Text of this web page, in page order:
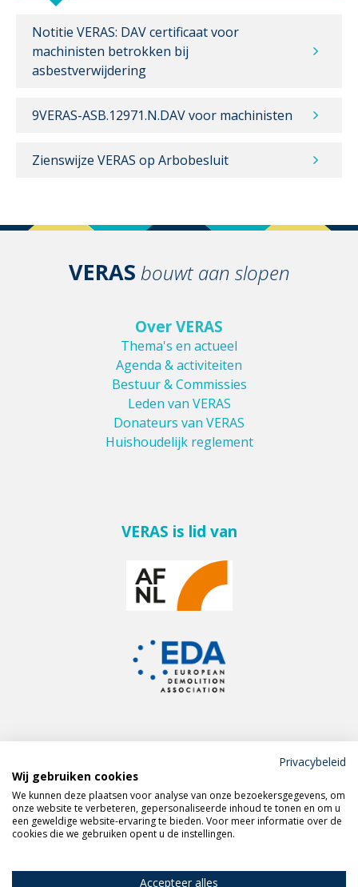
Notitie VERAS: DAV certificaat voor
machinisten betrokken bij
asbestverwijdering
9VERAS-ASB.12971.N.DAV voor machinisten
Zienswijze VERAS op Arbobesluit
VERAS bouwt aan slopen
Over VERAS
Thema's en actueel
Agenda & activiteiten
Bestuur & Commissies
Leden van VERAS
Donateurs van VERAS
Huishoudelijk reglement
VERAS is lid van
Meld je aan voor de
VERAS nieuwsbrief
Volg VERAS op
Privacybeleid
Wij gebruiken cookies
We kunnen deze plaatsen voor analyse van onze bezoekersgegevens, om
onze website te verbeteren, gepersonaliseerde inhoud te tonen en om u
een geweldige website-ervaring te bieden. Voor meer informatie over de
cookies die we gebruiken opent u de instellingen.
Accepteer alles